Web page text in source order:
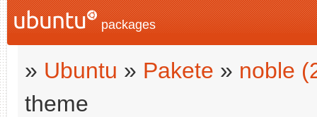
packages
» Ubuntu » Pakete » noble
theme